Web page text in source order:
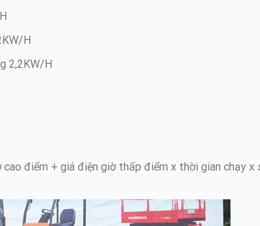
H
2,2KW/H
điểm + giá điện giờ thấp điểm x thời gian chạy x